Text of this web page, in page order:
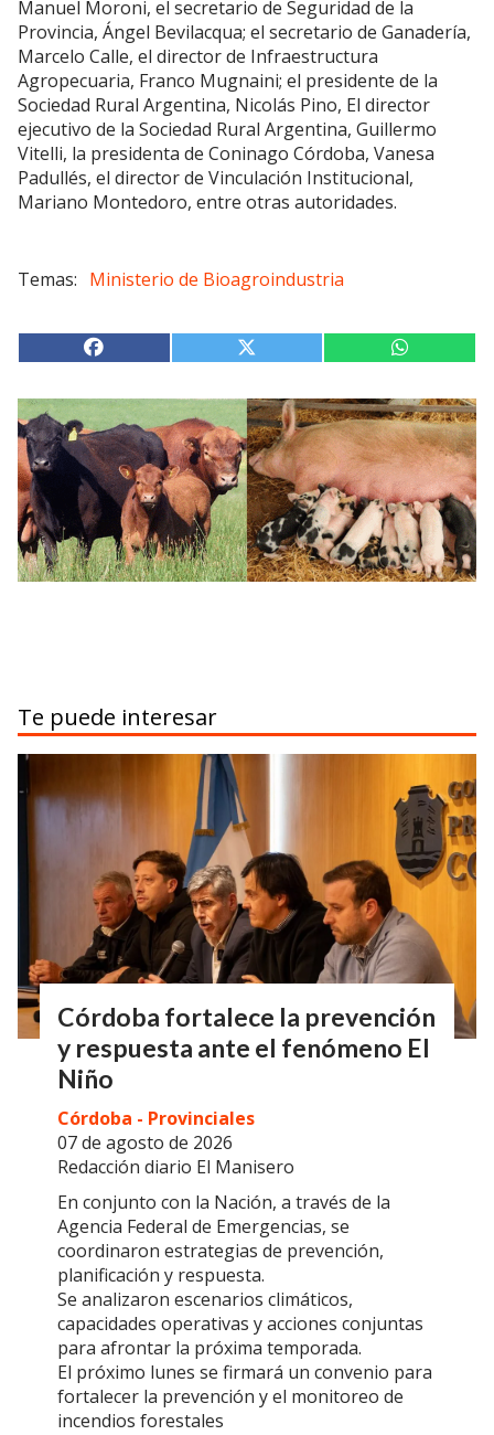
Manuel Moroni, el secretario de Seguridad de la
Provincia, Ángel Bevilacqua; el secretario de Ganadería,
Marcelo Calle, el director de Infraestructura
Agropecuaria, Franco Mugnaini; el presidente de la
Sociedad Rural Argentina, Nicolás Pino, El director
ejecutivo de la Sociedad Rural Argentina, Guillermo
Vitelli, la presidenta de Coninago Córdoba, Vanesa
Padullés, el director de Vinculación Institucional,
Mariano Montedoro, entre otras autoridades.
Ministerio de Bioagroindustria
Te puede interesar
Córdoba fortalece la prevención
y respuesta ante el fenómeno El
Niño
Redacción diario El Manisero
Córdoba - Provinciales
07 de agosto de 2026
En conjunto con la Nación, a través de la
Agencia Federal de Emergencias, se
coordinaron estrategias de prevención,
planificación y respuesta.
Se analizaron escenarios climáticos,
capacidades operativas y acciones conjuntas
para afrontar la próxima temporada.
El próximo lunes se firmará un convenio para
fortalecer la prevención y el monitoreo de
incendios forestales